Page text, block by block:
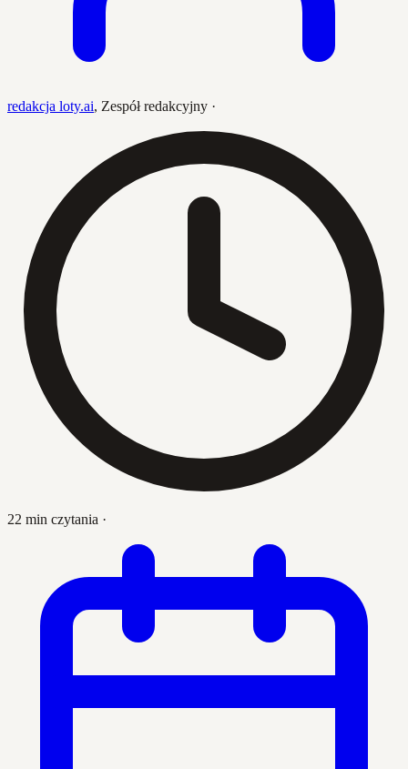
redakcja loty.ai, Zespół redakcyjny ·
22 min czytania ·